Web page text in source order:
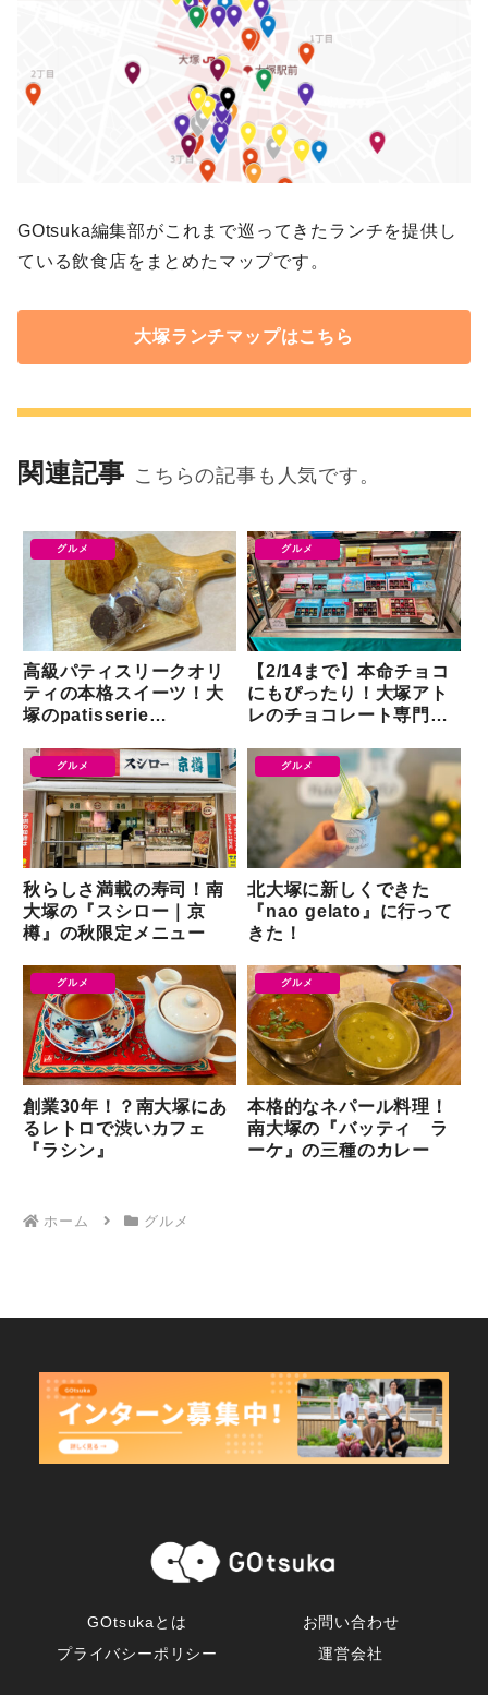
GOtsuka編集部がこれまで巡ってきたランチを提供し
ている飲食店をまとめたマップです。
大塚ランチマップはこちら
関連記事 こちらの記事も人気です。
グルメ
高級パティスリークオリ
ティの本格スイーツ！大
塚のpatisserie
クルール）でパンとお菓
子をテイクアウト
グルメ
【2/14まで】本命チョコ
にもぴったり！大塚アト
レのチョコレート専門店
グルメ
秋らしさ満載の寿司！南
大塚の『スシロー｜京
樽』の秋限定メニュー
グルメ
北大塚に新しくできた
『nao gelato』に行って
きた！
グルメ
創業30年！？南大塚にあ
るレトロで渋いカフェ
『ラシン』
グルメ
本格的なネパール料理！
南大塚の『バッティ ラ
ーケ』の三種のカレー
ホーム グルメ
GOtsukaとは
お問い合わせ
プライバシーポリシー
運営会社